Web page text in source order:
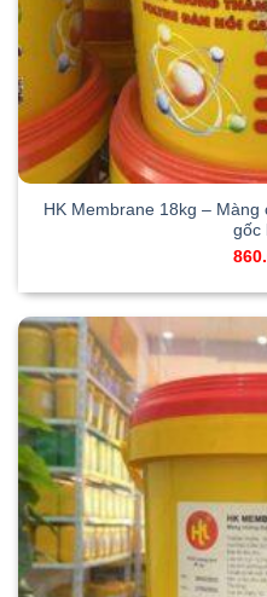
HK Membrane 18kg –
gốc